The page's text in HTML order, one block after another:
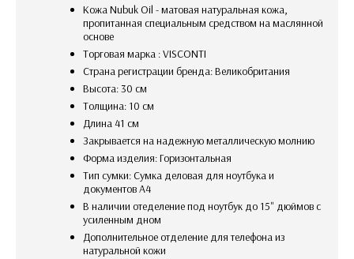
Кожа Nubuk Oil - матовая натуральная кожа,
пропитанная специальным средством на маслянной
основе
Торговая марка : VISCONTI
Страна регистрации бренда: Великобритания
Высота: 30 см
Толщина: 10 см
длина 41 см
закрывается на надежную металлическую молнию
Форма изделия: Горизонтальная
Тип сумки: Сумка деловая для ноутбука и
документов А4
В наличии отеделение под ноутбук до 15" дюймов с
усиленным дном
дополнительное отделение для телефона из
натуральной кожи